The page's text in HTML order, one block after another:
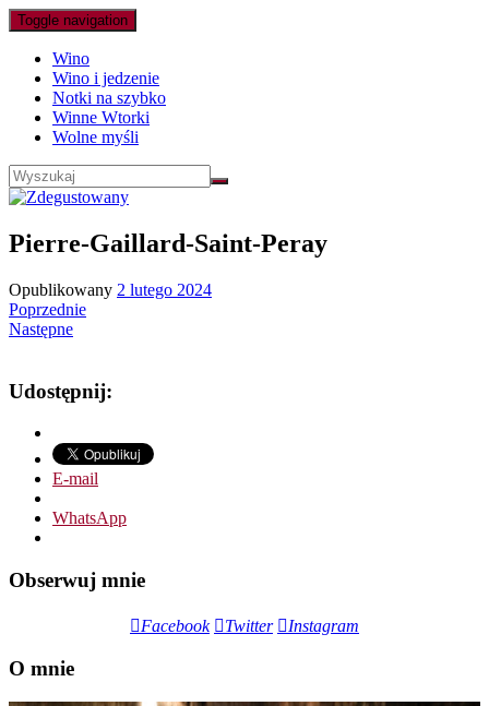
Toggle navigation
Wino
Wino i jedzenie
Notki na szybko
Winne Wtorki
Wolne myśli
Pierre-Gaillard-Saint-Peray
Opublikowany 2 lutego 2024
Poprzednie
Następne
Udostępnij:
E-mail
WhatsApp
Obserwuj mnie
Facebook Twitter Instagram
O mnie